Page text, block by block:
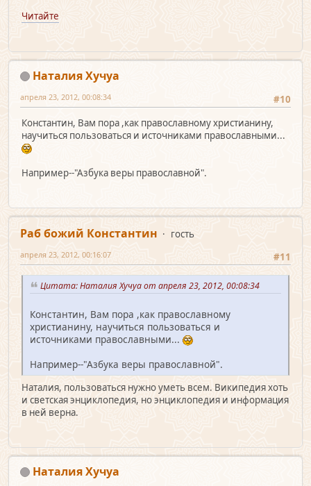
Читайте
Наталия Хучуа
#10
апреля 23, 2012, 00:08:34
Константин, Вам пора ,как православному христианину,
научиться пользоваться и источниками православными...
Например--"Азбука веры православной".
Раб божий Константин
гость
#11
апреля 23, 2012, 00:16:07
Цитата: Наталия Хучуа от апреля 23, 2012, 00:08:34
Константин, Вам пора ,как православному
христианину, научиться пользоваться и
источниками православными...
Например--"Азбука веры православной".
Наталия, пользоваться нужно уметь всем. Википедия хоть
и светская энциклопедия, но энциклопедия и информация
в ней верна.
Наталия Хучуа